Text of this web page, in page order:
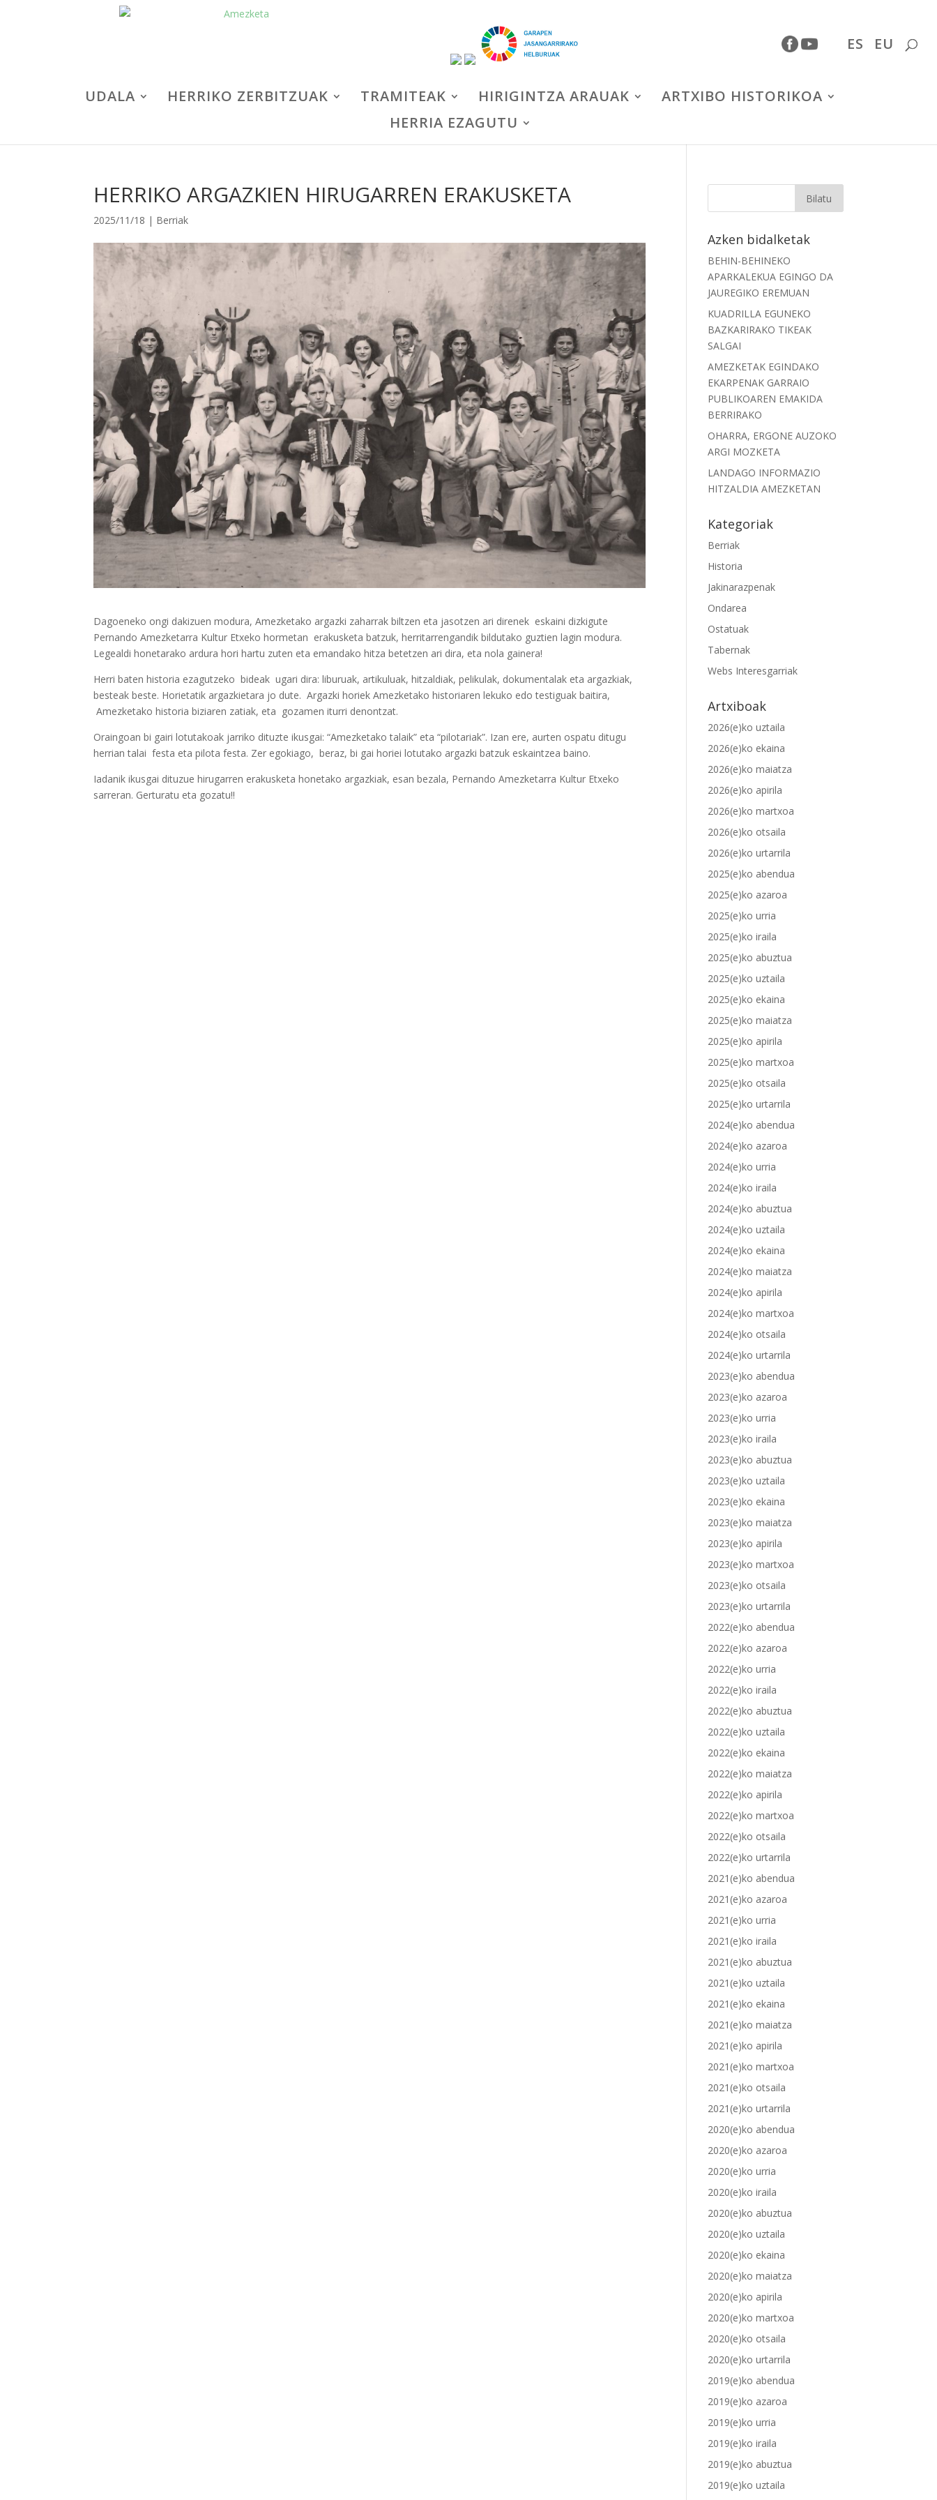
UDALA HERRIKO ZERBITZUAK TRAMITEAK HIRIGINTZA ARAUAK
ARTXIBO HISTORIKOA
HERRIA EZAGUTU
EU
ES
HERRIKO ARGAZKIEN HIRUGARREN ERAKUSKETA
2025/11/18 | Berriak
Dagoeneko ongi dakizuen modura, Amezketako argazki zaharrak biltzen eta jasotzen ari direnek eskaini dizkigute
Pernando Amezketarra Kultur Etxeko hormetan erakusketa batzuk, herritarrengandik bildutako guztien lagin modura.
Legealdi honetarako ardura hori hartu zuten eta emandako hitza betetzen ari dira, eta nola gainera!
Herri baten historia ezagutzeko bideak ugari dira: liburuak, artikuluak, hitzaldiak, pelikulak, dokumentalak eta argazkiak,
besteak beste. Horietatik argazkietara jo dute. Argazki horiek Amezketako historiaren lekuko edo testiguak baitira,
Amezketako historia biziaren zatiak, eta gozamen iturri denontzat.
Oraingoan bi gairi lotutakoak jarriko dituzte ikusgai: “Amezketako talaik” eta “pilotariak”. Izan ere, aurten ospatu ditugu
herrian talai festa eta pilota festa. Zer egokiago, beraz, bi gai horiei lotutako argazki batzuk eskaintzea baino.
Iadanik ikusgai dituzue hirugarren erakusketa honetako argazkiak, esan bezala, Pernando Amezketarra Kultur Etxeko
sarreran. Gerturatu eta gozatu!!
Azken bidalketak
BEHIN-BEHINEKO
APARKALEKUA EGINGO DA
JAUREGIKO EREMUAN
KUADRILLA EGUNEKO
BAZKARIRAKO TIKEAK
SALGAI
AMEZKETAK EGINDAKO
EKARPENAK GARRAIO
PUBLIKOAREN EMAKIDA
BERRIRAKO
OHARRA, ERGONE AUZOKO
ARGI MOZKETA
LANDAGO INFORMAZIO
HITZALDIA AMEZKETAN
Kategoriak
Berriak
Historia
Jakinarazpenak
Ondarea
Ostatuak
Tabernak
Webs Interesgarriak
Artxiboak
2026(e)ko uztaila
2026(e)ko ekaina
2026(e)ko maiatza
2026(e)ko apirila
2026(e)ko martxoa
2026(e)ko otsaila
2026(e)ko urtarrila
2025(e)ko abendua
2025(e)ko azaroa
2025(e)ko urria
2025(e)ko iraila
2025(e)ko abuztua
2025(e)ko uztaila
2025(e)ko ekaina
2025(e)ko maiatza
2025(e)ko apirila
2025(e)ko martxoa
2025(e)ko otsaila
2025(e)ko urtarrila
2024(e)ko abendua
2024(e)ko azaroa
2024(e)ko urria
2024(e)ko iraila
2024(e)ko abuztua
2024(e)ko uztaila
2024(e)ko ekaina
2024(e)ko maiatza
2024(e)ko apirila
2024(e)ko martxoa
2024(e)ko otsaila
2024(e)ko urtarrila
2023(e)ko abendua
2023(e)ko azaroa
2023(e)ko urria
2023(e)ko iraila
2023(e)ko abuztua
2023(e)ko uztaila
2023(e)ko ekaina
2023(e)ko maiatza
2023(e)ko apirila
2023(e)ko martxoa
2023(e)ko otsaila
2023(e)ko urtarrila
2022(e)ko abendua
2022(e)ko azaroa
2022(e)ko urria
2022(e)ko iraila
2022(e)ko abuztua
2022(e)ko uztaila
2022(e)ko ekaina
2022(e)ko maiatza
2022(e)ko apirila
2022(e)ko martxoa
2022(e)ko otsaila
2022(e)ko urtarrila
2021(e)ko abendua
2021(e)ko azaroa
2021(e)ko urria
2021(e)ko iraila
2021(e)ko abuztua
2021(e)ko uztaila
2021(e)ko ekaina
2021(e)ko maiatza
2021(e)ko apirila
2021(e)ko martxoa
2021(e)ko otsaila
2021(e)ko urtarrila
2020(e)ko abendua
2020(e)ko azaroa
2020(e)ko urria
2020(e)ko iraila
2020(e)ko abuztua
2020(e)ko uztaila
2020(e)ko ekaina
2020(e)ko maiatza
2020(e)ko apirila
2020(e)ko martxoa
2020(e)ko otsaila
2020(e)ko urtarrila
2019(e)ko abendua
2019(e)ko azaroa
2019(e)ko urria
2019(e)ko iraila
2019(e)ko abuztua
2019(e)ko uztaila